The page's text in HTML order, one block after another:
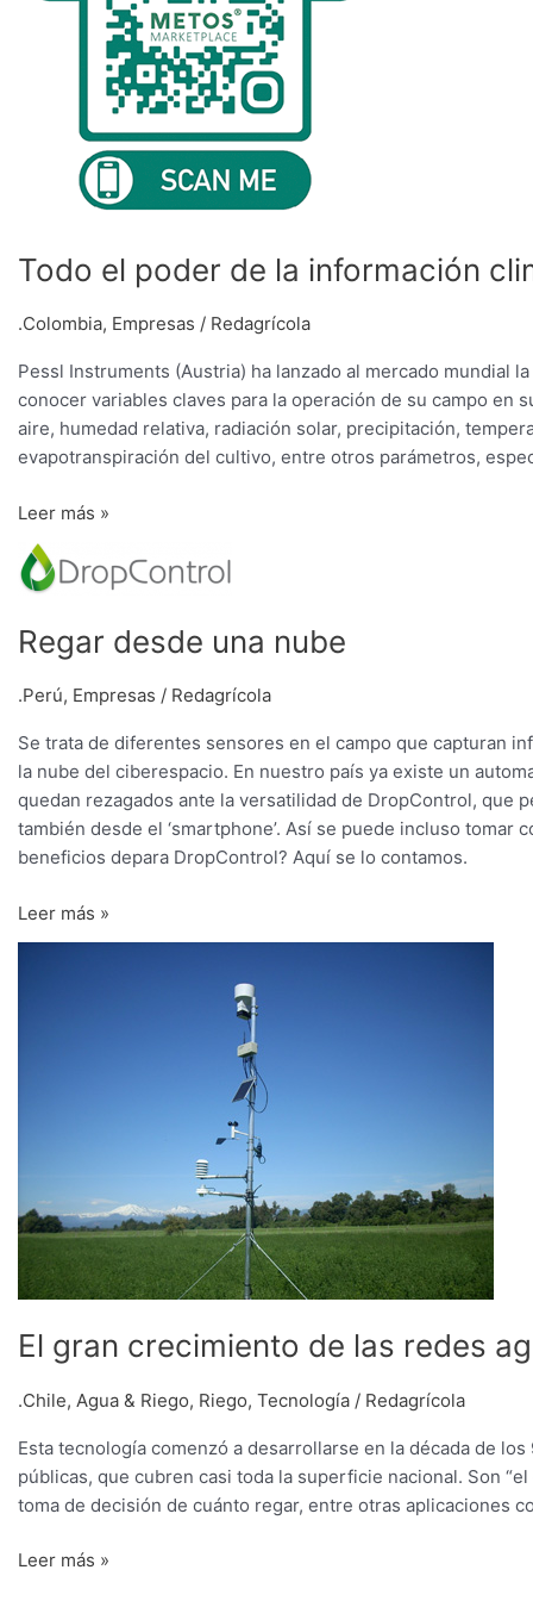
Todo el poder de la información
.Colombia, Empresas / Redagrícola
Pessl Instruments (Austria) ha lanzado al mercado mundial
conocer variables claves para la operación de su campo en
aire, humedad relativa, radiación solar, precipitación,
evapotranspiración del cultivo, entre otros parámetros,
Leer más »
Regar desde una nube
.Perú, Empresas / Redagrícola
Se trata de diferentes sensores en el campo que capturan
la nube del ciberespacio. En nuestro país ya existe un
quedan rezagados ante la versatilidad de DropControl, que
también desde el ‘smartphone’. Así se puede incluso
beneficios depara DropControl? Aquí se lo contamos.
Regar
desde
nube
Leer más »
El gran crecimiento de las redes
.Chile, Agua & Riego, Riego, Tecnología / Redagrícola
Esta tecnología comenzó a desarrollarse en la década de
públicas, que cubren casi toda la superficie nacional. Son
toma de decisión de cuánto regar, entre otras aplicaciones
Leer más »